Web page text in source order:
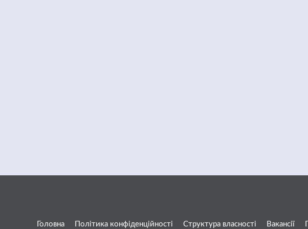
Головна Політика конфіденційності Структура власності Вакансії